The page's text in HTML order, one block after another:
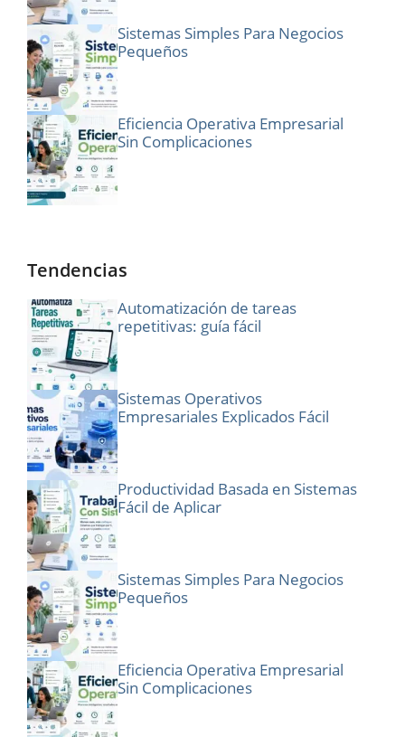
Sistemas Simples Para Negocios
Pequeños
Eficiencia Operativa Empresarial
Sin Complicaciones
Tendencias
Automatización de tareas
repetitivas: guía fácil
Sistemas Operativos
Empresariales Explicados Fácil
Productividad Basada en Sistemas
Fácil de Aplicar
Sistemas Simples Para Negocios
Pequeños
Eficiencia Operativa Empresarial
Sin Complicaciones